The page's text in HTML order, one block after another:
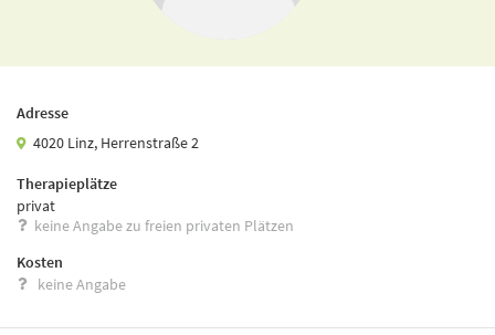
Adresse
4020 Linz, Herrenstraße 2
Therapieplätze
privat
keine Angabe zu freien privaten Plätzen
Kosten
keine Angabe